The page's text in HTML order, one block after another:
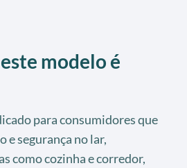
modelo é
para consumidores que
segurança no lar,
como cozinha e corredor,